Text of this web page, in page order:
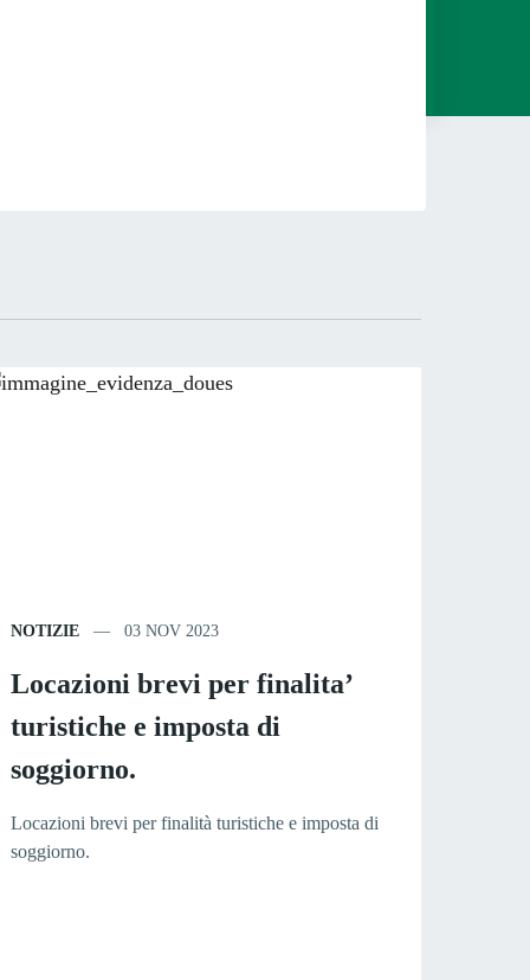
NOTIZIE 03 NOV 2023
Locazioni brevi per finalita’
turistiche e imposta di
soggiorno.
Locazioni brevi per finalità turistiche e imposta di
soggiorno.